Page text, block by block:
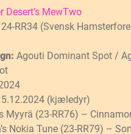
Desert’s MewTwo
RR34 (Svensk
Agouti Dominant Spot /
(kjæledyr)
Myyrä (23-RR76) –
Nokia Tune (23-RR79) –